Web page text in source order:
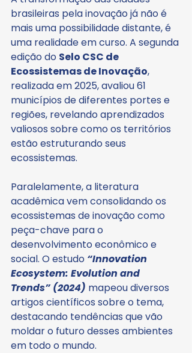
brasileiras pela inovação já não é
mais uma possibilidade distante, é
uma realidade em curso. A segunda
edição do Selo CSC de
Ecossistemas de Inovação,
realizada em 2025, avaliou 61
municípios de diferentes portes e
regiões, revelando aprendizados
valiosos sobre como os territórios
estão estruturando seus
ecossistemas.
Paralelamente, a literatura
acadêmica vem consolidando os
ecossistemas de inovação como
peça-chave para o
desenvolvimento econômico e
social. O estudo “Innovation
Ecosystem: Evolution and
Trends” (2024) mapeou diversos
artigos científicos sobre o tema,
destacando tendências que vão
moldar o futuro desses ambientes
em todo o mundo.